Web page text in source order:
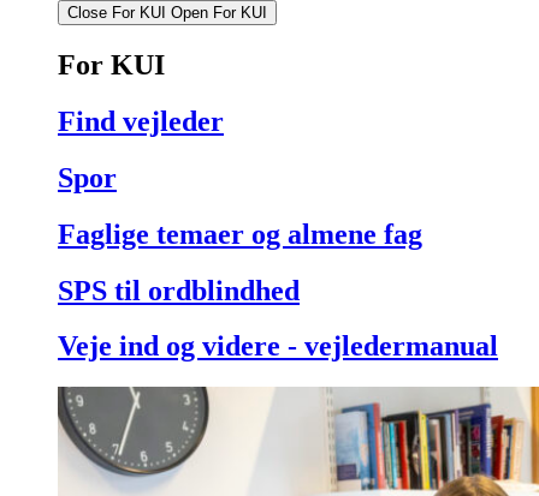
Close For KUI Open For KUI
For KUI
Find vejleder
Spor
Faglige temaer og almene fag
SPS til ordblindhed
Veje ind og videre - vejledermanual